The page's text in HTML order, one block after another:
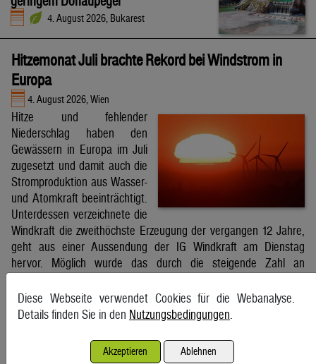
4. August 2026, Bukarest
Hitzemonat Juli brachte Rekord bei Windstrom in
Europa
4. August 2026, Wien
Hitze und fehlender
Niederschlag haben den
Gewässern in Europa im Juli
zugesetzt und damit auch die
Stromproduktion aus Wasser-
und Atomkraft beeinträchtigt.
Unterdessen verzeichnete die
Windkraft die zweithöchste Erzeugung der vergangen 12 Jahre,
geht aus einer Aussendung der IG Windkraft am Dienstag
hervor. Möglich wurde das durch die steigende Zahl an
APA
Brent-Ölpreis steigt auf 86,22 US-Dollar
4. August 2026, Wien
Diese Webseite verwendet Cookies für die Webanalyse.
Details finden Sie in den Nutzungsbedingungen.
Akzeptieren Ablehnen